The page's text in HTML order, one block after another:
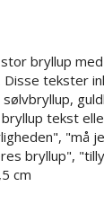
bryllup
tekster
tekst
"må
bryllup",
cm